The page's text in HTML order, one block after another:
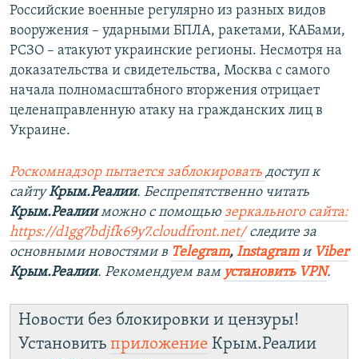
Российские военные регулярно из разных видов
вооружения – ударными БПЛА, ракетами, КАБами,
РСЗО – атакуют украинские регионы. Несмотря на
доказательства и свидетельства, Москва с самого
начала полномасштабного вторжения отрицает
целенаправленную атаку на гражданских лиц в
Украине.
Роскомнадзор пытается заблокировать доступ к
сайтуКрым.Реалии. Беспрепятственно читать
Крым.Реалииможно с помощью зеркального сайта:
https://d1gg7bdjfk69y7.cloudfront.net/следите за
основными новостями в Telegram, Instagramи Viber
Крым.Реалии. Рекомендуем вам установить VPN.
Новости без блокировки и цензуры!
Установить приложение Крым.Реалии